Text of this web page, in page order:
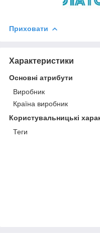
Приховати
Характеристики
Основні атрибути
Виробник
Країна виробник
Користувальницькі
Теги